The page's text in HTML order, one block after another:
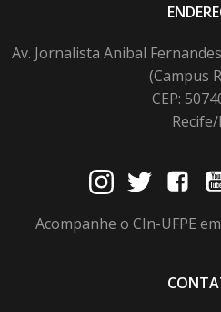
Av. Jornalista Anibal
(Campus
CEP:
Recife/
Acompanhe o CIn-UFPE